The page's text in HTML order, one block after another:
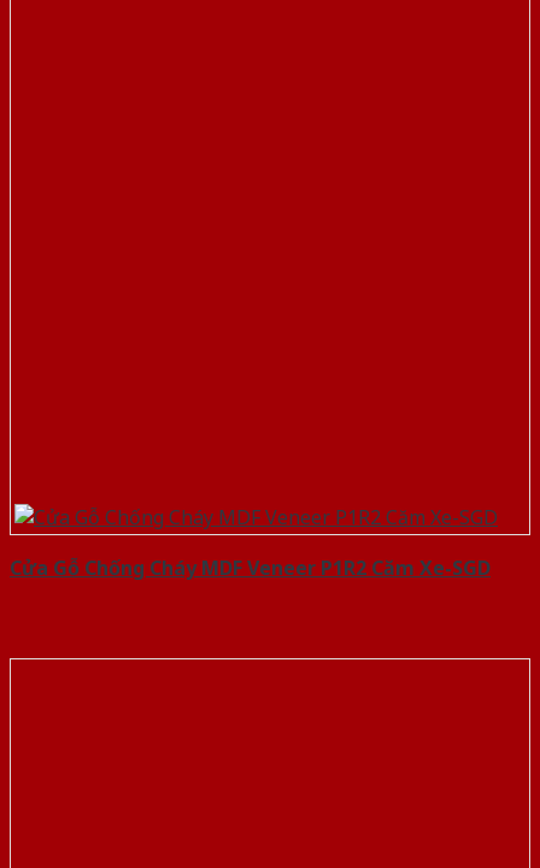
Cửa Gỗ Chống Cháy MDF Veneer P1R2 Căm Xe-SGD